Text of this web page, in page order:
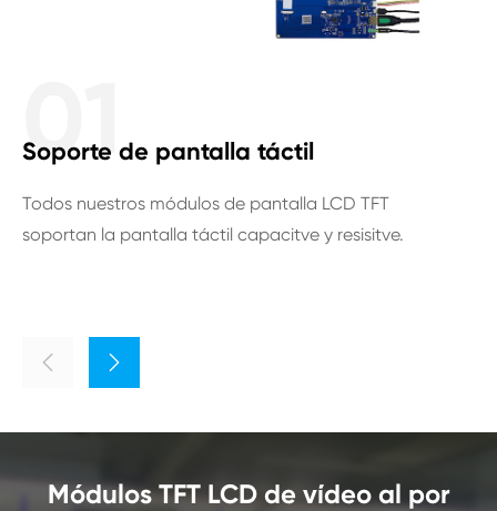
01
Soporte de pantalla táctil
Todos nuestros módulos de pantalla LCD TFT
soportan la pantalla táctil capacitve y resisitve.
 
Módulos TFT LCD de vídeo al por